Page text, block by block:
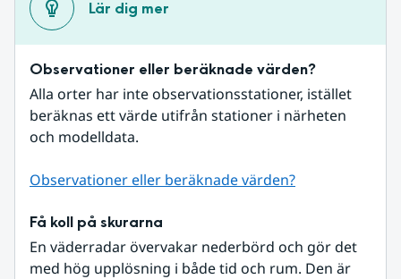
Lär dig mer
Observationer eller beräknade värden?
Alla orter har inte observationsstationer, istället
beräknas ett värde utifrån stationer i närheten
och modelldata.
Observationer eller beräknade värden?
Få koll på skurarna
En väderradar övervakar nederbörd och gör det
med hög upplösning i både tid och rum. Den är